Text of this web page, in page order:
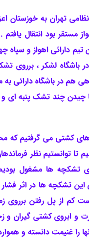
تهران به خوزستان
مستقر بود انتقال
دارائی اهواز و
باشگاه لشکر ، برروی
هم در باشگاه دارائی
چیدن چند تشک پنبه ای
کشتی می گرفتیم که
توانستیم نظر
ها مشغول بودیم
این تشکچه ها در اثر
کم از پل رفتن برروی
و ابروی کشتی گیران
را غنیمت دانسته و